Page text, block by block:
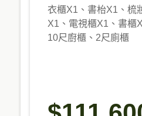
衣櫃X1、書枱X1、梳
X1、電視櫃X1、書櫃
10尺廚櫃、2尺廁櫃